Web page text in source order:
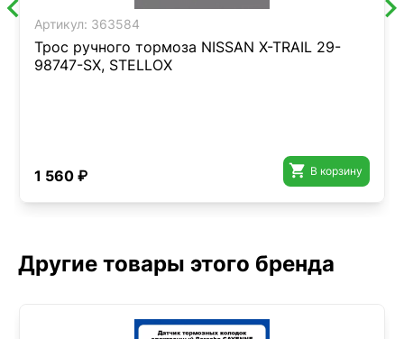
Артикул: 363584
Трос ручного тормоза NISSAN X-TRAIL 29-
98747-SX, STELLOX
1 560 ₽  В корзину
Другие товары этого бренда